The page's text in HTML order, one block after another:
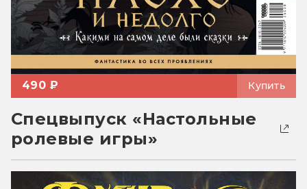
490 ₽ Купить
Спецвыпуск «Настольные
ролевые игры»